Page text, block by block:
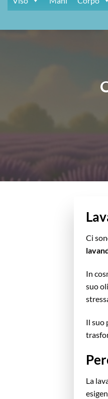
Ci
In
suo
Il suo
La